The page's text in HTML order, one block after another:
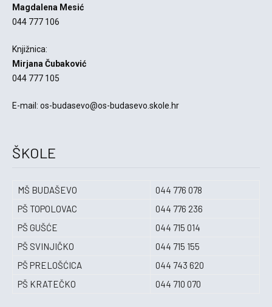
Magdalena Mesić
044 777 106
Knjižnica:
Mirjana Čubaković
044 777 105
E-mail: os-budasevo@os-budasevo.skole.hr
ŠKOLE
MŠ BUDAŠEVO
044 776 078
PŠ TOPOLOVAC
044 776 236
PŠ GUŠĆE
044 715 014
PŠ SVINJIČKO
044 715 155
PŠ PRELOŠĆICA
044 743 620
PŠ KRATEČKO
044 710 070